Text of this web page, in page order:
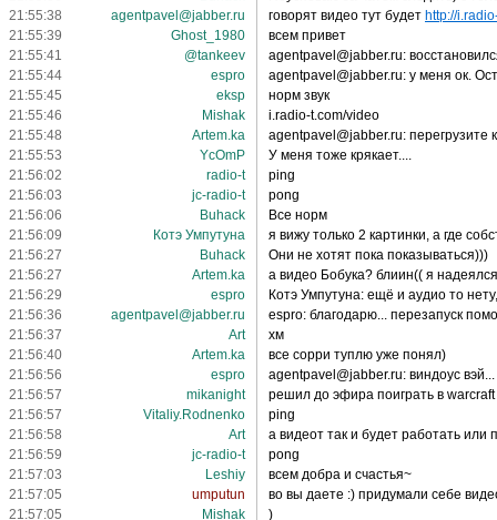
21:55:38
agentpavel@jabber.ru говорят видео тут будет http://
21:55:39
Ghost_1980
всем привет
21:55:41
@tankeev
agentpavel@jabber.ru:
21:55:44
espro
agentpavel@jabber.ru: у меня ок.
21:55:45
eksp
норм звук
21:55:46
Mishak
i.radio-t.com/video
21:55:48
Artem.ka
agentpavel@jabber.ru: перегрузите
21:55:53
YcOmP
У меня тоже крякает....
21:56:02
radio-t
ping
21:56:03
jc-radio-t
pong
21:56:06
Buhack
Все норм
21:56:09
Котэ Умпутуна
я вижу только 2 картинки, а где
21:56:27
Buhack
Они не хотят пока показываться)))
21:56:27
Artem.ka
а видео Бобука? блиин(( я
21:56:29
espro
Котэ Умпутуна: ещё и аудио то
21:56:36
agentpavel@jabber.ru
espro: благодарю... перезапуск
21:56:37
Art
хм
21:56:40
Artem.ka
все сорри туплю уже понял)
21:56:56
espro
agentpavel@jabber.ru: виндоус
21:56:57
mikanight
решил до эфира поиграть в warcraft
21:56:57
Vitaliy.Rodnenko
ping
21:56:58
Art
а видеот так и будет работать или
21:56:59
jc-radio-t
pong
21:57:03
Leshiy
всем добра и счастья~
21:57:05
umputun
во вы даете :) придумали себе
21:57:05
Mishak )